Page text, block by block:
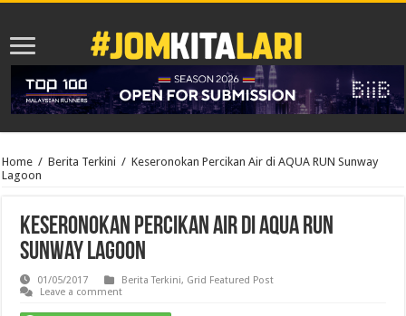
Home / Berita Terkini / Keseronokan Percikan Air di AQUA RUN Sunway
Lagoon
Keseronokan Percikan Air di AQUA RUN
Sunway Lagoon
01/05/2017 Berita Terkini, Grid Featured Post
Leave a comment